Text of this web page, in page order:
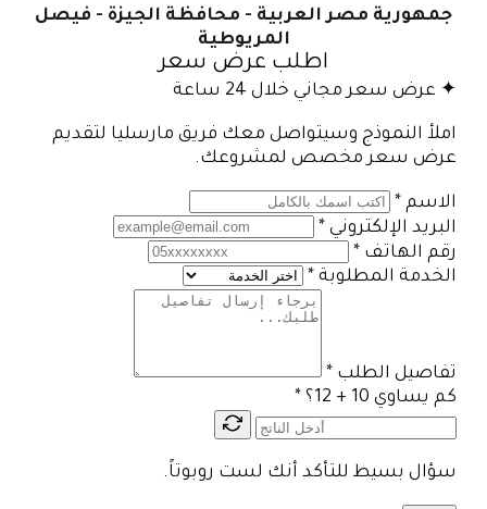
جمهورية مصر العربية - محافظة الجيزة - فيصل
المريوطية
اطلب عرض سعر
✦ عرض سعر مجاني خلال 24 ساعة
املأ النموذج وسيتواصل معك فريق مارسليا لتقديم
عرض سعر مخصص لمشروعك.
الاسم *
البريد الإلكتروني *
رقم الهاتف *
الخدمة المطلوبة *
تفاصيل الطلب *
كم يساوي 10 + 12؟
*
سؤال بسيط للتأكد أنك لست روبوتاً.